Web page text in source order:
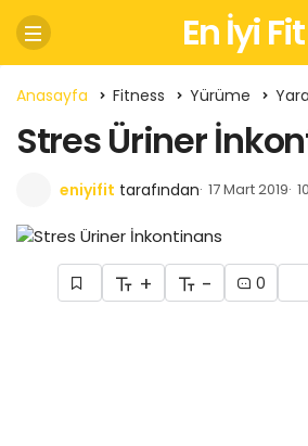
En İyi Fit
Anasayfa Fitness Yürüme
Stres Üriner
eniyifit tarafından 17 Mart 2019
+ - 0